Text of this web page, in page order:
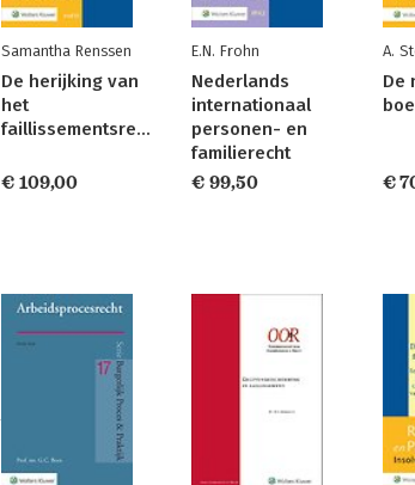
Samantha Renssen
De herijking van
het
faillissementsrecht
€ 109,00
E.N. Frohn
Nederlands
internationaal
personen- en
familierecht
€ 99,50
A.
De
€